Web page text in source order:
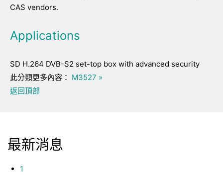
CAS vendors.
Applications
SD H.264 DVB-S2 set-top box with advanced security
此分類更多內容： M3527 »
返回頂部
最新消息
1